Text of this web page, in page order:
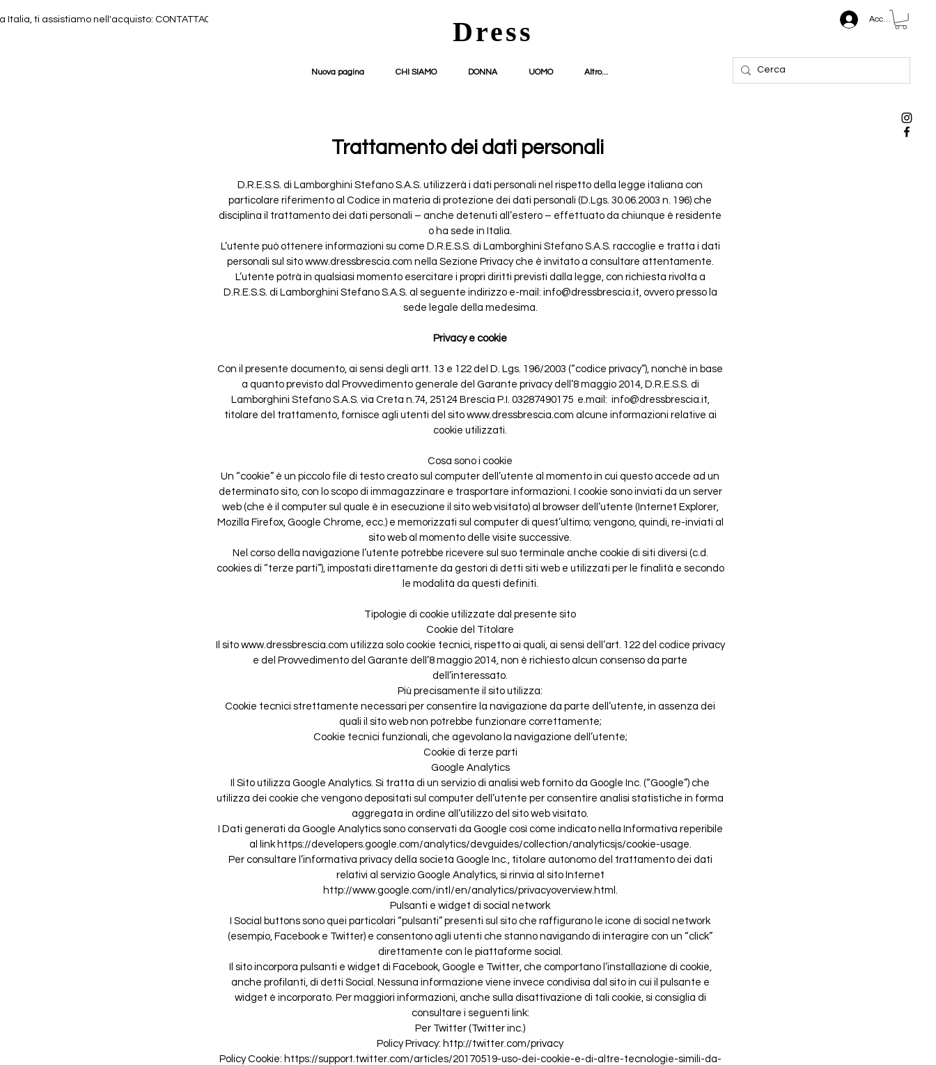
Italia, ti assistiamo nell'acquisto: CONTATTACI Dress Accedi
Nuova pagina CHI SIAMO DONNA UOMO Altro...
Trattamento dei dati personali
D.R.E.S.S. di Lamborghini Stefano S.A.S. utilizzerà i dati personali nel rispetto della legge italiana con
particolare riferimento al Codice in materia di protezione dei dati personali (D.Lgs. 30.06.2003 n. 196) che
disciplina il trattamento dei dati personali – anche detenuti all’estero – effettuato da chiunque è residente
o ha sede in Italia.
L’utente può ottenere informazioni su come D.R.E.S.S. di Lamborghini Stefano S.A.S. raccoglie e tratta i dati
personali sul sito www.dressbrescia.com nella Sezione Privacy che è invitato a consultare attentamente.
L’utente potrà in qualsiasi momento esercitare i propri diritti previsti dalla legge, con richiesta rivolta a
D.R.E.S.S. di Lamborghini Stefano S.A.S. al seguente indirizzo e-mail: info@dressbrescia.it, ovvero presso la
sede legale della medesima.
Privacy e cookie
Con il presente documento, ai sensi degli artt. 13 e 122 del D. Lgs. 196/2003 (“codice privacy”), nonché in base
a quanto previsto dal Provvedimento generale del Garante privacy dell’8 maggio 2014, D.R.E.S.S. di
Lamborghini Stefano S.A.S. via Creta n.74, 25124 Brescia P.I. 03287490175 e.mail: info@dressbrescia.it
titolare del trattamento, fornisce agli utenti del sito www.dressbrescia.com alcune informazioni relative ai
cookie utilizzati.
Cosa sono i cookie
Un “cookie” è un piccolo file di testo creato sul computer dell’utente al momento in cui questo accede ad un
determinato sito, con lo scopo di immagazzinare e trasportare informazioni. I cookie sono inviati da un server
web (che è il computer sul quale è in esecuzione il sito web visitato) al browser dell’utente (Internet Explorer,
Mozilla Firefox, Google Chrome, ecc.) e memorizzati sul computer di quest’ultimo; vengono, quindi, re-inviati al
sito web al momento delle visite successive.
Nel corso della navigazione l’utente potrebbe ricevere sul suo terminale anche cookie di siti diversi (c.d.
cookies di “terze parti”), impostati direttamente da gestori di detti siti web e utilizzati per le finalità e secondo
le modalità da questi definiti.
Tipologie di cookie utilizzate dal presente sito
Cookie del Titolare
Il sito www.dressbrescia.com utilizza solo cookie tecnici, rispetto ai quali, ai sensi dell’art. 122 del codice privacy
e del Provvedimento del Garante dell’8 maggio 2014, non è richiesto alcun consenso da parte
dell’interessato.
Più precisamente il sito utilizza:
Cookie tecnici strettamente necessari per consentire la navigazione da parte dell’utente, in assenza dei
quali il sito web non potrebbe funzionare correttamente;
Cookie tecnici funzionali, che agevolano la navigazione dell’utente;
Cookie di terze parti
Google Analytics
Il Sito utilizza Google Analytics. Si tratta di un servizio di analisi web fornito da Google Inc. (“Google”) che
utilizza dei cookie che vengono depositati sul computer dell’utente per consentire analisi statistiche in forma
aggregata in ordine all’utilizzo del sito web visitato.
I Dati generati da Google Analytics sono conservati da Google così come indicato nella Informativa reperibile
al link https://developers.google.com/analytics/devguides/collection/analyticsjs/cookie-usage.
Per consultare l’informativa privacy della società Google Inc., titolare autonomo del trattamento dei dati
relativi al servizio Google Analytics, si rinvia al sito Internet
http://www.google.com/intl/en/analytics/privacyoverview.html.
Pulsanti e widget di social network
I Social buttons sono quei particolari “pulsanti” presenti sul sito che raffigurano le icone di social network
(esempio, Facebook e Twitter) e consentono agli utenti che stanno navigando di interagire con un “click”
direttamente con le piattaforme social.
Il sito incorpora pulsanti e widget di Facebook, Google e Twitter, che comportano l’installazione di cookie,
anche profilanti, di detti Social. Nessuna informazione viene invece condivisa dal sito in cui il pulsante e
widget è incorporato. Per maggiori informazioni, anche sulla disattivazione di tali cookie, si consiglia di
consultare i seguenti link:
Per Twitter (Twitter inc.)
Policy Privacy: http://twitter.com/privacy
Policy Cookie: https://support.twitter.com/articles/20170519-uso-dei-cookie-e-di-altre-tecnologie-simili-da-